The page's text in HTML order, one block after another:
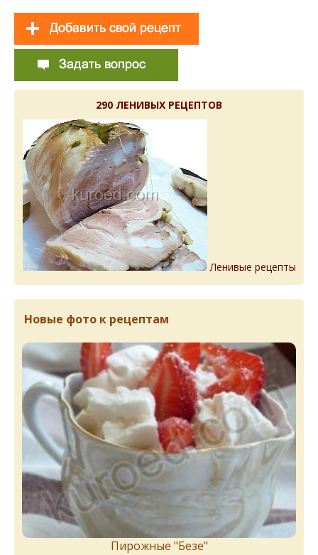
290 ЛЕНИВЫХ РЕЦЕПТОВ
Ленивые рецепты
Новые фото к рецептам
Пирожныe "Бeзe"